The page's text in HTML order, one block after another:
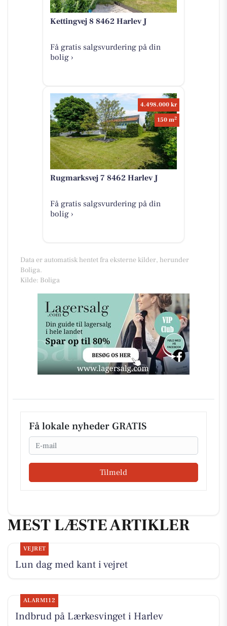
Kettingvej 8 8462 Harlev J
Få gratis salgsvurdering på din
bolig ›
4.498.000 kr
150 m2
Rugmarksvej 7 8462 Harlev J
Få gratis salgsvurdering på din
bolig ›
Data er automatisk hentet fra eksterne kilder, herunder
Boliga.
Kilde: Boliga
Få lokale nyheder GRATIS
Email
Tilmeld
MEST LÆSTE ARTIKLER
VEJRET
Lun dag med kant i vejret
ALARM112
Indbrud på Lærkesvinget i Harlev